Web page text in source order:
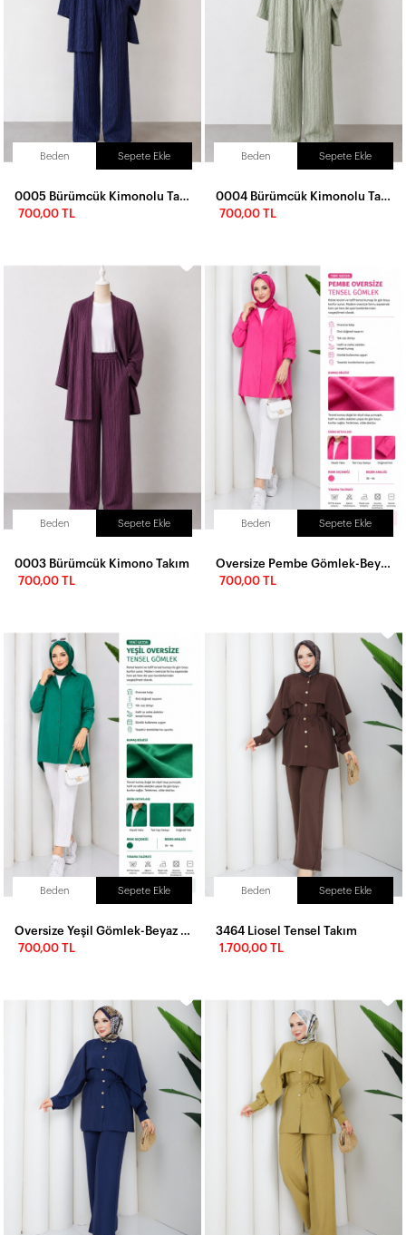
Beden Sepete Ekle
700,00 TL
Beden Sepete Ekle
700,00 TL
Beden Sepete Ekle
0003 Bürümcük Kimono Takım
700,00 TL
Beden Sepete Ekle
700,00 TL
Beden Sepete Ekle
700,00 TL
Beden Sepete Ekle
3464 Liosel Tensel Takım
1.700,00 TL